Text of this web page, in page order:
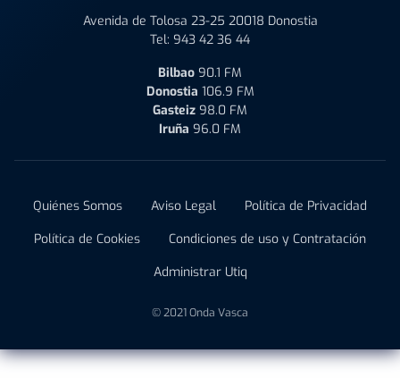
Avenida de Tolosa 23-25 20018 Donostia
Tel: 943 42 36 44
Bilbao 90.1 FM
Donostia 106.9 FM
Gasteiz 98.0 FM
Iruña 96.0 FM
Quiénes Somos Aviso Legal
Política de Privacidad
Política de Cookies
Condiciones de uso y Contratación
Administrar Utiq
© 2021 Onda Vasca